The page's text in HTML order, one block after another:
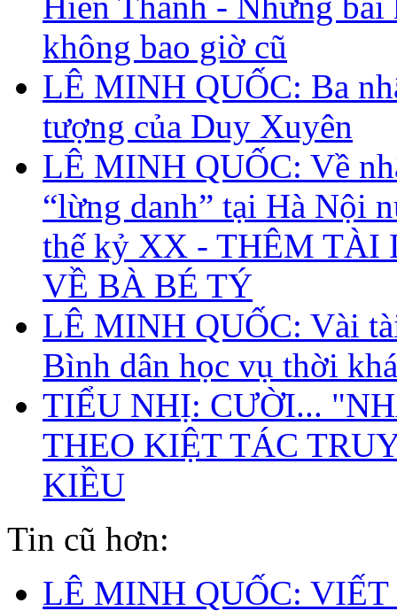
không bao giờ cũ
LÊ MINH QUỐC: Ba
tượng của Duy Xuyên
LÊ MINH QUỐC: Về
“lừng danh” tại Hà Nội
thế kỷ XX - THÊM TÀI
VỀ BÀ BÉ TÝ
LÊ MINH QUỐC: Vài
Bình dân học vụ thời
TIỂU NHỊ: CƯỜI...
THEO KIỆT TÁC
KIỀU
Tin cũ hơn:
LÊ MINH QUỐC: